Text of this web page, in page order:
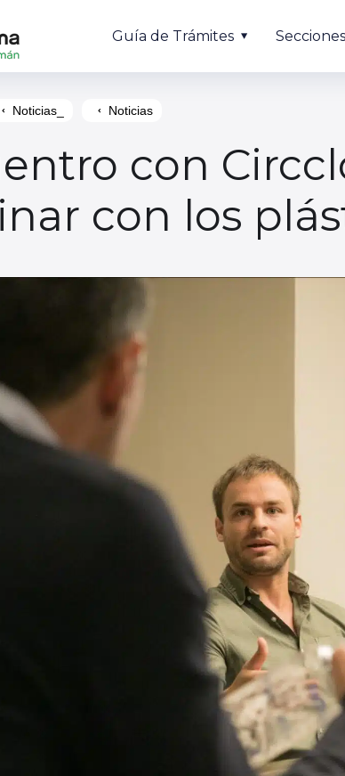
Guía de Trámites Secciones
Noticias_ Noticias
con
con los